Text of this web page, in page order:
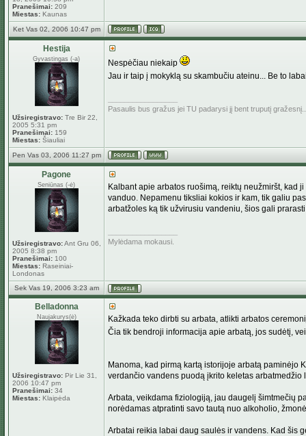
Pranešimai: 209
Miestas: Kaunas
Ket Vas 02, 2006 10:47 pm
Hestija
Gyvastingas (-a)
Užsiregistravo: Tre Bir 22,
2005 5:31 pm
Pranešimai: 159
Miestas: Šiauliai
Nespėčiau niekaip
Jau ir taip į mokyklą su skambučiu ateinu... Be to
Pasaulis bus gražus jei TU padarysi jį bent truputį
Pen Vas 03, 2006 11:27 pm
Pagone
Seniūnas (-ė)
Užsiregistravo:Ant Gru 06,
2005 8:38 pm
Pranešimai: 100
Miestas: Raseiniai-
Londonas
Kalbant apie arbatos ruošimą, reiktų neužmiršt, kad
vanduo. Nepamenu tiksliai kokios ir kam, tik galiu
arbatžoles ką tik užvirusiu vandeniu, šios gali
Mylėdama mokausi.
Sek Vas 19, 2006 3:23 am
Belladonna
Naujakurys(ė)
Užsiregistravo: Pir Lie 31,
2006 10:47 pm
Pranešimai: 34
Miestas: Klaipėda
Kažkada teko dirbti su arbata, atlikti arbatos
Čia tik bendroji informacija apie arbatą, jos sudėtį,
Manoma, kad pirmą kartą istorijoje arbatą paminėjo
verdančio vandens puodą įkrito keletas
Arbata, veikdama fiziologiją, jau daugelį šimtmečių
norėdamas atpratinti savo tautą nuo alkoholio,
Arbatai reikia labai daug saulės ir vandens. Kad šis